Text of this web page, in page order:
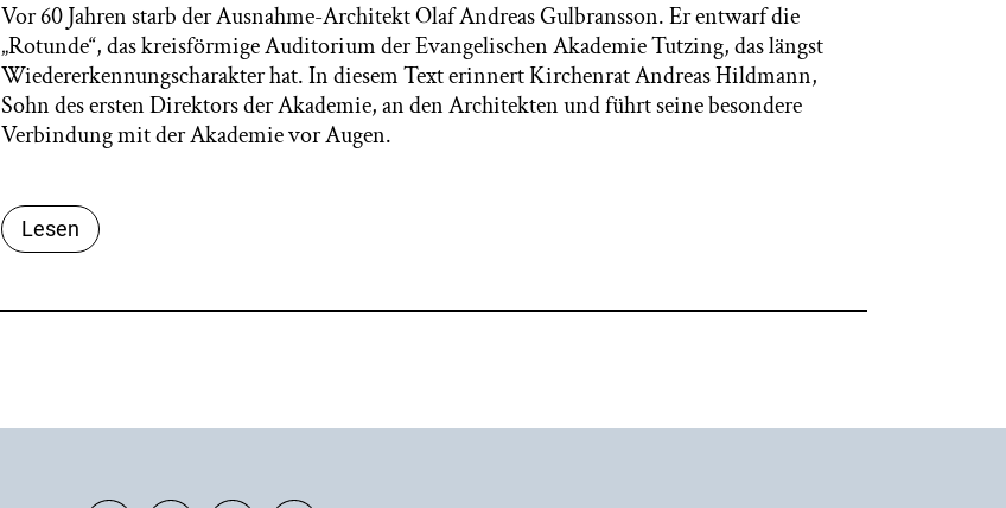
Vor 60 Jahren starb der Ausnahme-Architekt Olaf Andreas Gulbransson. Er entwarf die
„Rotunde“, das kreisförmige Auditorium der Evangelischen Akademie Tutzing, das längst
Wiedererkennungscharakter hat. In diesem Text erinnert Kirchenrat Andreas Hildmann,
Sohn des ersten Direktors der Akademie, an den Architekten und führt seine besondere
Verbindung mit der Akademie vor Augen.
Lesen